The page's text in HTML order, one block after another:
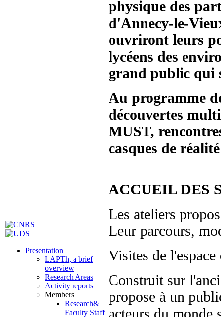
Presentation
LAPTh, a brief
overview
Research Areas
Activity reports
Members
Research&
Faculty Staff
physique des
d'Annecy-le-
ouvriront leurs
lycéens des
grand public qui
Au programme
découvertes
MUST,
casques de
ACCUEIL DES
Les ateliers
Leur parcours,
Visites de
Construit sur
propose à un
acteurs du monde